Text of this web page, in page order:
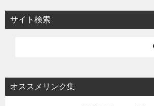
サイト検索
オススメリンク集